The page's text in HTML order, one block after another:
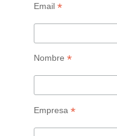
Email *
Nombre *
Empresa *